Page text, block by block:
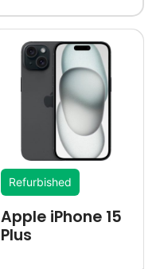
Refurbished
Apple iPhone 15
Plus